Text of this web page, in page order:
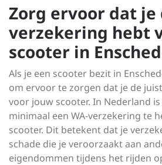
Zorg ervoor dat je
verzekering hebt
scooter in
Als je een scooter bezit in
om ervoor te zorgen dat je de
voor jouw scooter. In Nederland
minimaal een WA-verzekering te
scooter. Dit betekent dat je
schade die je veroorzaakt aan
eigendommen tijdens het rijden